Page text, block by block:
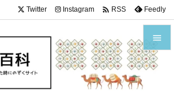


Twitter Instagram  RSS Feedly